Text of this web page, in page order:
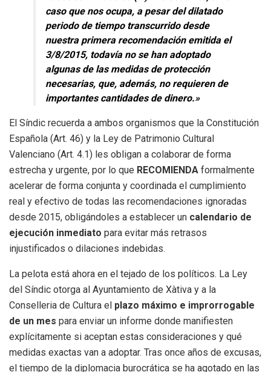
caso que nos ocupa, a pesar del dilatado
periodo de tiempo transcurrido desde
nuestra primera recomendación emitida el
3/8/2015, todavía no se han adoptado
algunas de las medidas de protección
necesarias, que, además, no requieren de
importantes cantidades de dinero.»
El Síndic recuerda a ambos organismos que la Constitución
Española (Art. 46) y la Ley de Patrimonio Cultural
Valenciano (Art. 4.1) les obligan a colaborar de forma
estrecha y urgente, por lo que RECOMIENDA formalmente
acelerar de forma conjunta y coordinada el cumplimiento
real y efectivo de todas las recomendaciones ignoradas
desde 2015, obligándoles a establecer un calendario de
ejecución inmediato para evitar más retrasos
injustificados o dilaciones indebidas.
La pelota está ahora en el tejado de los políticos. La Ley
del Síndic otorga al Ayuntamiento de Xàtiva y a la
Conselleria de Cultura el plazo máximo e improrrogable
de un mes para enviar un informe donde manifiesten
explícitamente si aceptan estas consideraciones y qué
medidas exactas van a adoptar. Tras once años de excusas,
el tiempo de la diplomacia burocrática se ha agotado en las